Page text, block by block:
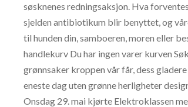
søsknenes redningsaksjon. Hva
sjelden antibiotikum blir benyttet, og
til hunden din, samboeren, moren eller
handlekurv Du har ingen varer kurven
grønnsaker kroppen vår får, dess
eneste dag uten grønne herligheter
Onsdag 29. mai kjørte Elektroklassen